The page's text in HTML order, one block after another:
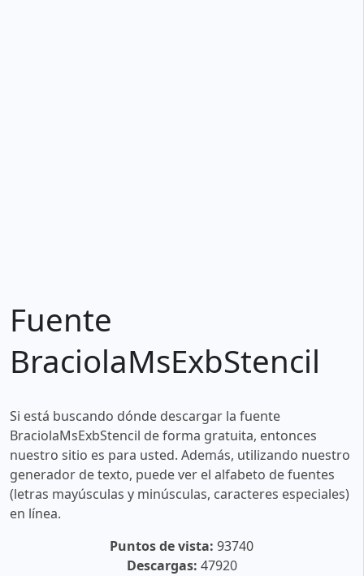
Fuente
BraciolaMsExbStencil
Si está buscando dónde descargar la fuente
BraciolaMsExbStencil de forma gratuita, entonces
nuestro sitio es para usted. Además, utilizando nuestro
generador de texto, puede ver el alfabeto de fuentes
(letras mayúsculas y minúsculas, caracteres especiales)
en línea.
Puntos de vista: 93740
Descargas: 47920